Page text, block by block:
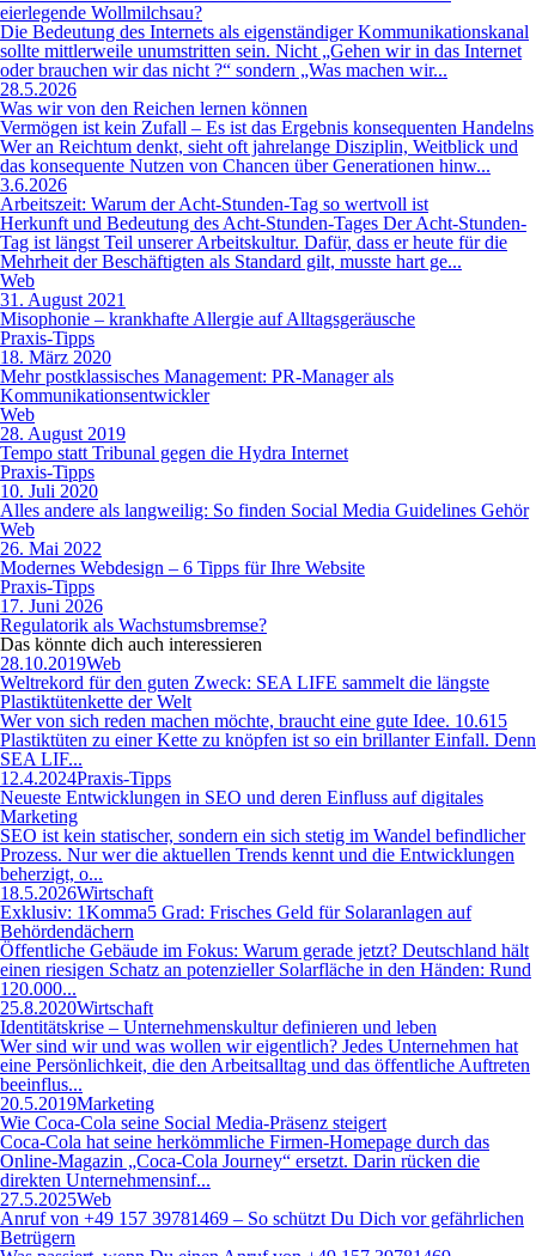
eierlegende Wollmilchsau?
Die Bedeutung des Internets als eigenständiger Kommunikationskanal
sollte mittlerweile unumstritten sein. Nicht „Gehen wir in das Internet
oder brauchen wir das nicht ?“ sondern „Was machen wir...
28.5.2026
Was wir von den Reichen lernen können
Vermögen ist kein Zufall – Es ist das Ergebnis konsequenten Handelns
Wer an Reichtum denkt, sieht oft jahrelange Disziplin, Weitblick und
das konsequente Nutzen von Chancen über Generationen hinw...
3.6.2026
Arbeitszeit: Warum der Acht-Stunden-Tag so wertvoll ist
Herkunft und Bedeutung des Acht-Stunden-Tages Der Acht-Stunden-
Tag ist längst Teil unserer Arbeitskultur. Dafür, dass er heute für die
Mehrheit der Beschäftigten als Standard gilt, musste hart ge...
Web
31. August 2021
Misophonie – krankhafte Allergie auf Alltagsgeräusche
Praxis-Tipps
18. März 2020
Mehr postklassisches Management: PR-Manager als
Kommunikationsentwickler
Web
28. August 2019
Tempo statt Tribunal gegen die Hydra Internet
Praxis-Tipps
10. Juli 2020
Alles andere als langweilig: So finden Social Media Guidelines Gehör
Web
26. Mai 2022
Modernes Webdesign – 6 Tipps für Ihre Website
Praxis-Tipps
17. Juni 2026
Regulatorik als Wachstumsbremse?
Das könnte dich auch interessieren
28.10.2019Web
Weltrekord für den guten Zweck: SEA LIFE sammelt die längste
Plastiktütenkette der Welt
Wer von sich reden machen möchte, braucht eine gute Idee. 10.615
Plastiktüten zu einer Kette zu knöpfen ist so ein brillanter Einfall. Denn
SEA LIF...
12.4.2024Praxis-Tipps
Neueste Entwicklungen in SEO und deren Einfluss auf digitales
Marketing
SEO ist kein statischer, sondern ein sich stetig im Wandel befindlicher
Prozess. Nur wer die aktuellen Trends kennt und die Entwicklungen
beherzigt, o...
18.5.2026Wirtschaft
Exklusiv: 1Komma5 Grad: Frisches Geld für Solaranlagen auf
Behördendächern
Öffentliche Gebäude im Fokus: Warum gerade jetzt? Deutschland hält
einen riesigen Schatz an potenzieller Solarfläche in den Händen: Rund
120.000...
25.8.2020Wirtschaft
Identitätskrise – Unternehmenskultur definieren und leben
Wer sind wir und was wollen wir eigentlich? Jedes Unternehmen hat
eine Persönlichkeit, die den Arbeitsalltag und das öffentliche Auftreten
beeinflus...
20.5.2019Marketing
Wie Coca-Cola seine Social Media-Präsenz steigert
Coca-Cola hat seine herkömmliche Firmen-Homepage durch das
Online-Magazin „Coca-Cola Journey“ ersetzt. Darin rücken die
direkten Unternehmensinf...
27.5.2025Web
Anruf von +49 157 39781469 – So schützt Du Dich vor gefährlichen
Betrügern